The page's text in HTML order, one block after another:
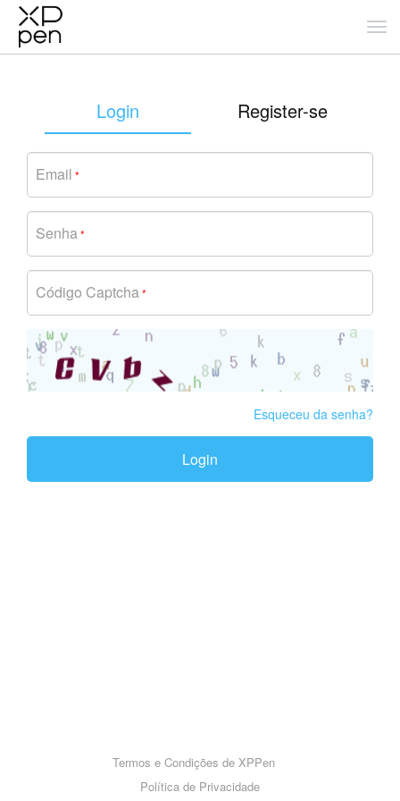
Login Register-se
Email *
Senha*
Código Captcha*
Esqueceu da senha?
Login
Termos e Condições de XPPen
Política de Privacidade